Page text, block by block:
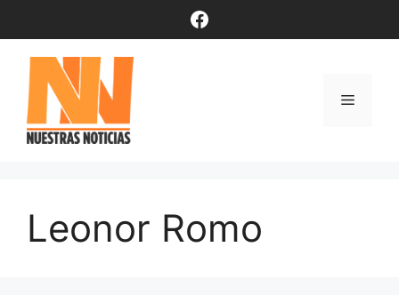
contenido
Facebook
Menú
Leonor Romo